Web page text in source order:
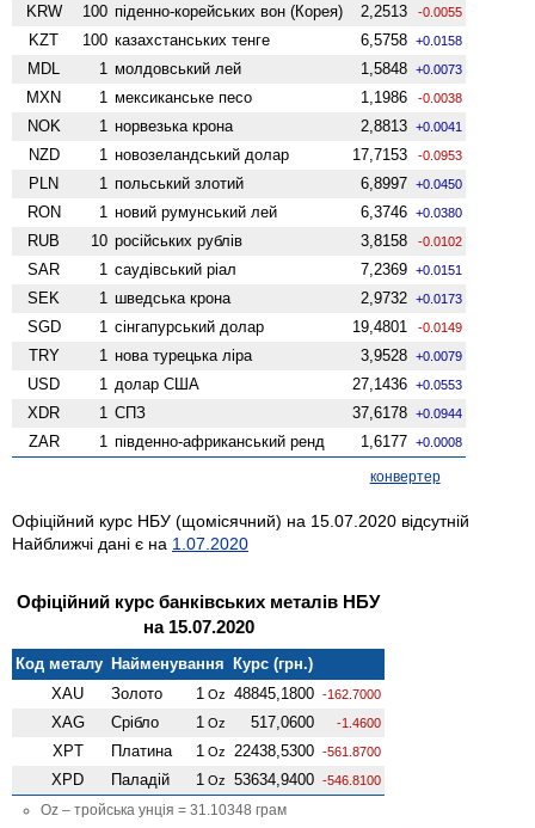
KRW 100 піденно-корейських вон (Корея) 2,2513 -0.0055
KZT 100 казахстанських тенге 6,5758 +0.0158
MDL 1 молдовський лей 1,5848 +0.0073
MXN 1 мексиканське песо 1,1986 -0.0038
NOK 1 норвезька крона 2,8813 +0.0041
NZD 1 ново­зеландський долар 17,7153 -0.0953
PLN 1 польський злотий 6,8997 +0.0450
RON 1 новий румунський лей 6,3746 +0.0380
RUB 10 російських рублів 3,8158 -0.0102
SAR 1 саудівський ріал 7,2369 +0.0151
SEK 1 шведська крона 2,9732 +0.0173
SGD 1 сінгапурський долар 19,4801 -0.0149
TRY 1 нова турецька ліра 3,9528 +0.0079
USD 1 долар США 27,1436 +0.0553
XDR 1 СПЗ 37,6178 +0.0944
ZAR 1 південно-африканський ренд 1,6177 +0.0008
конвертер
Офіційний курс НБУ (щомісячний) на 15.07.2020 відсутній
Найближчі дані є на 1.07.2020
Офіційний курс банківських металів НБУ
на 15.07.2020
Код металу Найменування Курс (грн.)
XAU
Золото 1 Oz 48845,1800 -162.7000
XAG Срібло 1 Oz 517,0600 -1.4600
XPT Платина 1 Oz 22438,5300 -561.8700
XPD Паладій 1 Oz 53634,9400 -546.8100
Oz – тройська унція = 31.10348 грам